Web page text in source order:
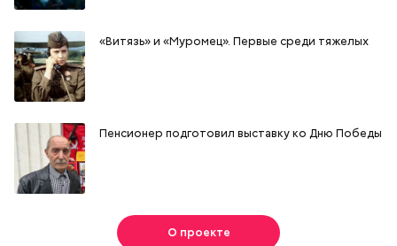
«Витязь» и «Муромец». Первые среди тяжелых
Пенсионер подготовил выставку ко Дню Победы
О проекте